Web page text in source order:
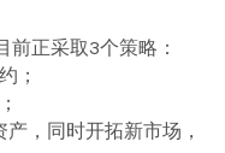
正采取3个策略：
；
，同时开拓新市场，